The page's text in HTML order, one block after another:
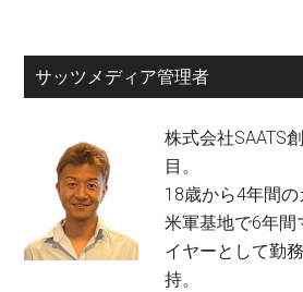
サッツメディア管理者
株式会社SAATS
目。
18歳から4年間
米軍基地で6年
イヤーとして勤
持。